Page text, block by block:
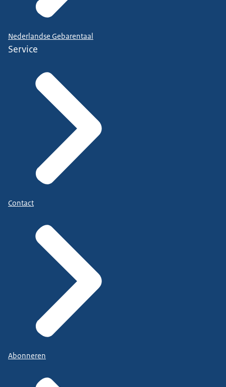
Nederlandse Gebarentaal
Service
Contact
Abonneren